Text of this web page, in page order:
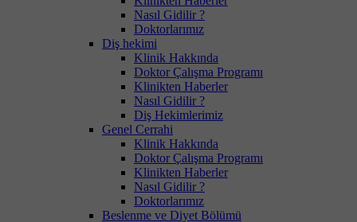
Nasıl Gidilir ?
Doktorlarımız
Diş hekimi
Klinik Hakkında
Doktor Çalışma Programı
Klinikten Haberler
Nasıl Gidilir ?
Diş Hekimlerimiz
Genel Cerrahi
Klinik Hakkında
Doktor Çalışma Programı
Klinikten Haberler
Nasıl Gidilir ?
Doktorlarımız
Beslenme ve Diyet Bölümü